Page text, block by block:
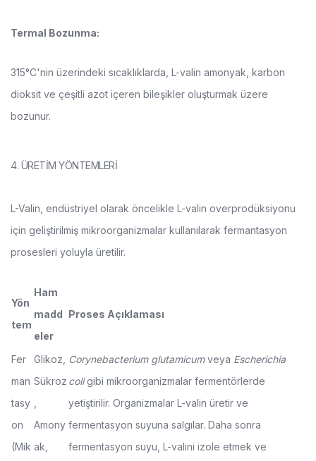
Termal Bozunma:
315°C'nin üzerindeki sıcaklıklarda, L-valin amonyak, karbon
dioksit ve çeşitli azot içeren bileşikler oluşturmak üzere
bozunur.
4. ÜRETİM YÖNTEMLERİ
L-Valin, endüstriyel olarak öncelikle L-valin overprodüksiyonu
için geliştirilmiş mikroorganizmalar kullanılarak fermantasyon
prosesleri yoluyla üretilir.
Yön
tem
Ham
madd
eler
Proses Açıklaması
Fer
man
tasy
on
(Mik
Glikoz,
Sükroz
Amony
ak,
Corynebacterium glutamicumveya Escherichia
coligibi mikroorganizmalar fermentörlerde
yetiştirilir. Organizmalar L-valin üretir ve
fermentasyon suyuna salgılar. Daha sonra
fermentasyon suyu, L-valini izole etmek ve